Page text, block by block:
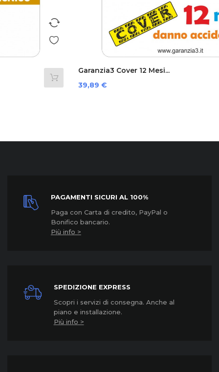
Garanzia3 Cover 12 Mesi...
PAGAMENTI SICURI AL 100%
Paga con Carta di credito, PayPal o
Bonifico bancario.
Più info >
SPEDIZIONE EXPRESS
Scopri i servizi di consegna. Anche al
piano e installazione.
Più info >